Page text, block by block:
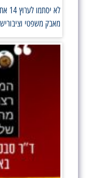
מאבק משפטי